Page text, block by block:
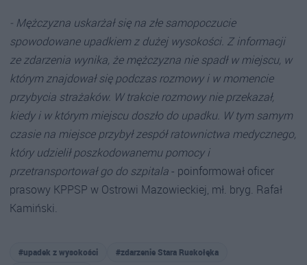
- Mężczyzna uskarżał się na złe samopoczucie
spowodowane upadkiem z dużej wysokości. Z informacji
ze zdarzenia wynika, że mężczyzna nie spadł w miejscu, w
którym znajdował się podczas rozmowy i w momencie
przybycia strażaków. W trakcie rozmowy nie przekazał,
kiedy i w którym miejscu doszło do upadku. W tym samym
czasie na miejsce przybył zespół ratownictwa medycznego,
który udzielił poszkodowanemu pomocy i
przetransportował go do szpitala- poinformował oficer
prasowy KPPSP w Ostrowi Mazowieckiej, mł. bryg. Rafał
Kamiński.
#upadek z wysokości
#zdarzenie Stara Ruskołęka